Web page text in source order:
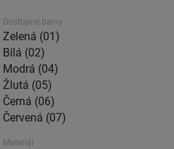
Dostupné barvy
Zelená (01)
Bílá (02)
Modrá (04)
Žlutá (05)
Černá (06)
Červená (07)
Materiál